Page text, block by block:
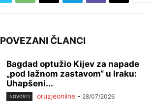
POVEZANI ČLANCI
Bagdad optužio Kijev za napade
„pod lažnom zastavom“ u Iraku:
Uhapšeni...
NOVOSTI oruzjeonline - 28/07/2026